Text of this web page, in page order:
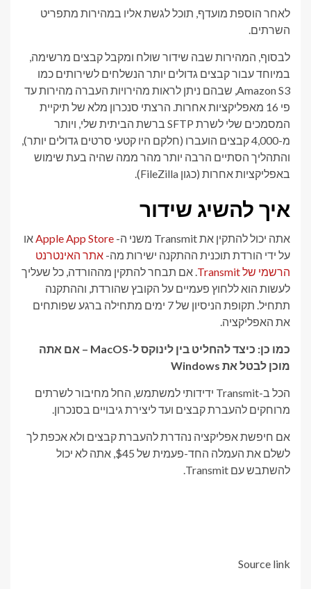
לאחר הוספת מועדף, תוכל לגשת אליו במהירות מתפריט
השרתים.
לבסוף, המהירות שבה שידור שולח ומקבל קבצים מרשימה,
במיוחד עבור קבצים גדולים יותר הנשלחים לשירותים כמו
Amazon S3, שבהם ניתן לראות מהירויות העברה מהירות עד
פי 16 מאפליקציות אחרות. הרצתי סנכרון מלא של תיקיית
המסמכים שלי לשרת SFTP ברשת הביתית שלי, ויותר
מ-4,000 קבצים הועברו (חלקם היו קטעי סרטים גדולים יותר),
והתהליך הסתיים הרבה יותר מהר ממה שהיה בעת שימוש
באפליקציות אחרות (כגון FileZilla).
איך להשיג שידור
אתה יכול להתקין את Transmit משני ה- Apple App Storeאו
על ידי הורדת תוכנית ההתקנה ישירות מה- אתר האינטרנט
הרשמי של Transmit
. אם תבחר להתקין מההורדה, כל שעליך
לעשות הוא ללחוץ פעמיים על הקובץ שהורדת, וההתקנה
תתחיל. תקופת הניסיון של 7 ימים מתחילה ברגע שפותחים
את האפליקציה.
כמו כן: כיצד להחליט בין לינוקס ל-MacOS – אם אתה
מוכן לבטל את Windows
הכל ב-Transmit ידידותי למשתמש, החל מחיבור לשרתים
מרוחקים להעברת קבצים ועד ליצירת גיבויים בסנכרון.
אם חיפשת אפליקציה נהדרת להעברת קבצים ולא אכפת לך
לשלם את העמלה החד-פעמית של $45, אתה לא יכול
להשתבש עם Transmit.
Source link